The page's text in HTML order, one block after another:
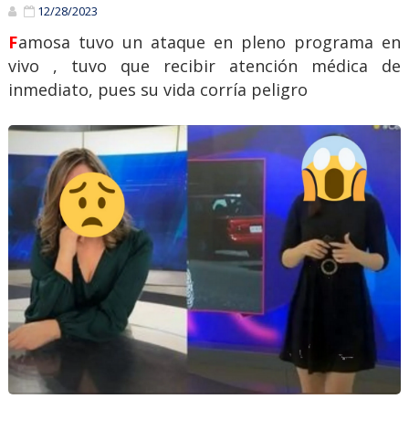
12/28/2023
Famosa tuvo un ataque en pleno programa en
vivo , tuvo que recibir atención médica de
inmediato, pues su vida corría peligro